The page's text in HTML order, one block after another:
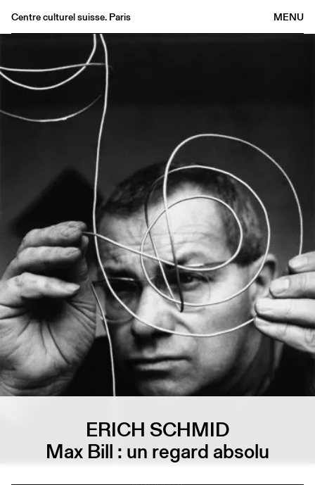
MENU
Centre culturel suisse. Paris
Bookshop
Buvette
Archives
/EN
ERICH SCHMID
Max Bill : un regard absolu